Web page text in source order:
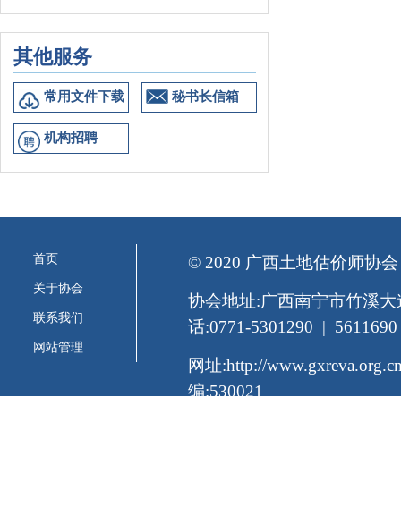
其他服务
常用文件下载 秘书长信箱
机构招聘
首页
关于协会
联系我们
网站管理
© 2020 广西土地估价师协会
协会地址:广西南宁市竹溪
话:0771-5301290 | 5611690
网址:http://
编:530021